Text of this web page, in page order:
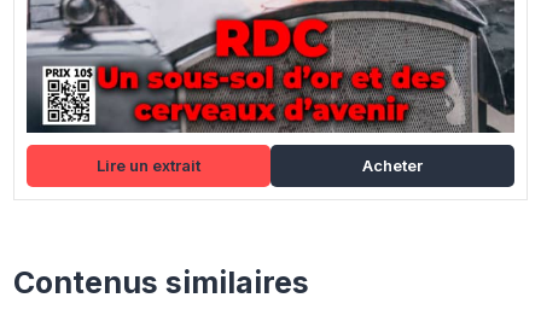
Lire un extrait Acheter
Contenus similaires